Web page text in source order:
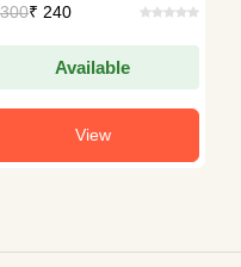
of USA's
Line of
| N.
₹ 240
Available
View